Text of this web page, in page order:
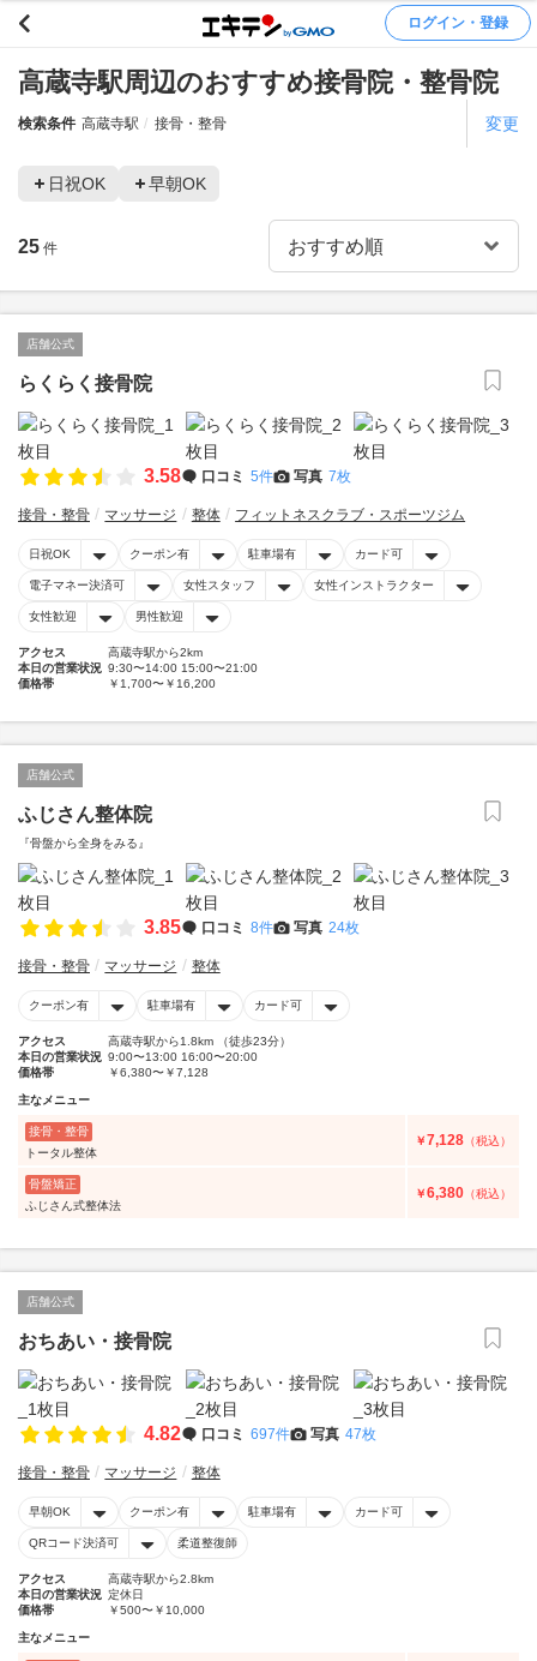
ログイン・登録
高蔵寺駅周辺のおすすめ接骨院・整骨院
検索条件 高蔵寺駅 接骨・整骨 変更
日祝OK 早朝OK
25 件
店舗公式
らくらく接骨院
3.58 口コミ 5件 写真 7枚
接骨・整骨 マッサージ 整体 フィットネスクラブ・スポーツジム
日祝OK クーポン有 駐車場有 カード可
電子マネー決済可 女性スタッフ 女性インストラクター
女性歓迎 男性歓迎
アクセス
高蔵寺駅から2km
本日の営業状況 9:30〜14:00 15:00〜21:00
価格帯
￥1,700〜￥16,200
店舗公式
ふじさん整体院
『骨盤から全身をみる』
3.85 口コミ 8件 写真 24枚
接骨・整骨 マッサージ 整体
クーポン有 駐車場有 カード可
アクセス
高蔵寺駅から1.8km （徒歩23分）
本日の営業状況 9:00〜13:00 16:00〜20:00
価格帯
￥6,380〜￥7,128
主なメニュー
接骨・整骨
トータル整体
￥7,128 （税込）
骨盤矯正
ふじさん式整体法
￥6,380 （税込）
店舗公式
おちあい・接骨院
4.82 口コミ 697件 写真 47枚
接骨・整骨 マッサージ 整体
早朝OK クーポン有 駐車場有 カード可
QRコード決済可 柔道整復師
アクセス
高蔵寺駅から2.8km
本日の営業状況 定休日
価格帯
￥500〜￥10,000
主なメニュー